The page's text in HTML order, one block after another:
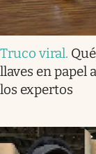
Truco viral.
llaves en papel
los expertos